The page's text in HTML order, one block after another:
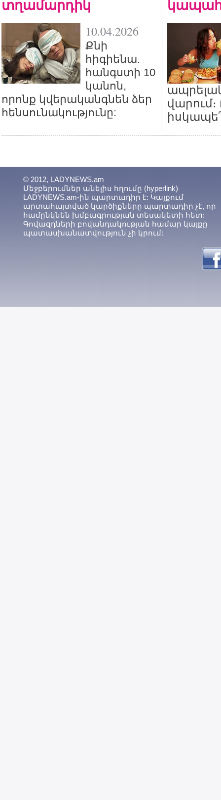
տղամարդիկ
10.04.2026
Քնի
հիգիենա.
հանգստի 10
կանոն,
որոնք կվերականգնեն ձեր
հենսունակությունը:
© 2012, LADYNEWS.am
Մեջբերումներ անելիս հղումը (hyperlink)
LADYNEWS.am-ին պարտադիր է: Կայքում
արտահայտված կարծիքները պարտադիր չէ, որ
համընկնեն խմբագրության տեսակետի հետ:
Գովազդների բովանդակության համար կայքը
պատասխանատվություն չի կրում: